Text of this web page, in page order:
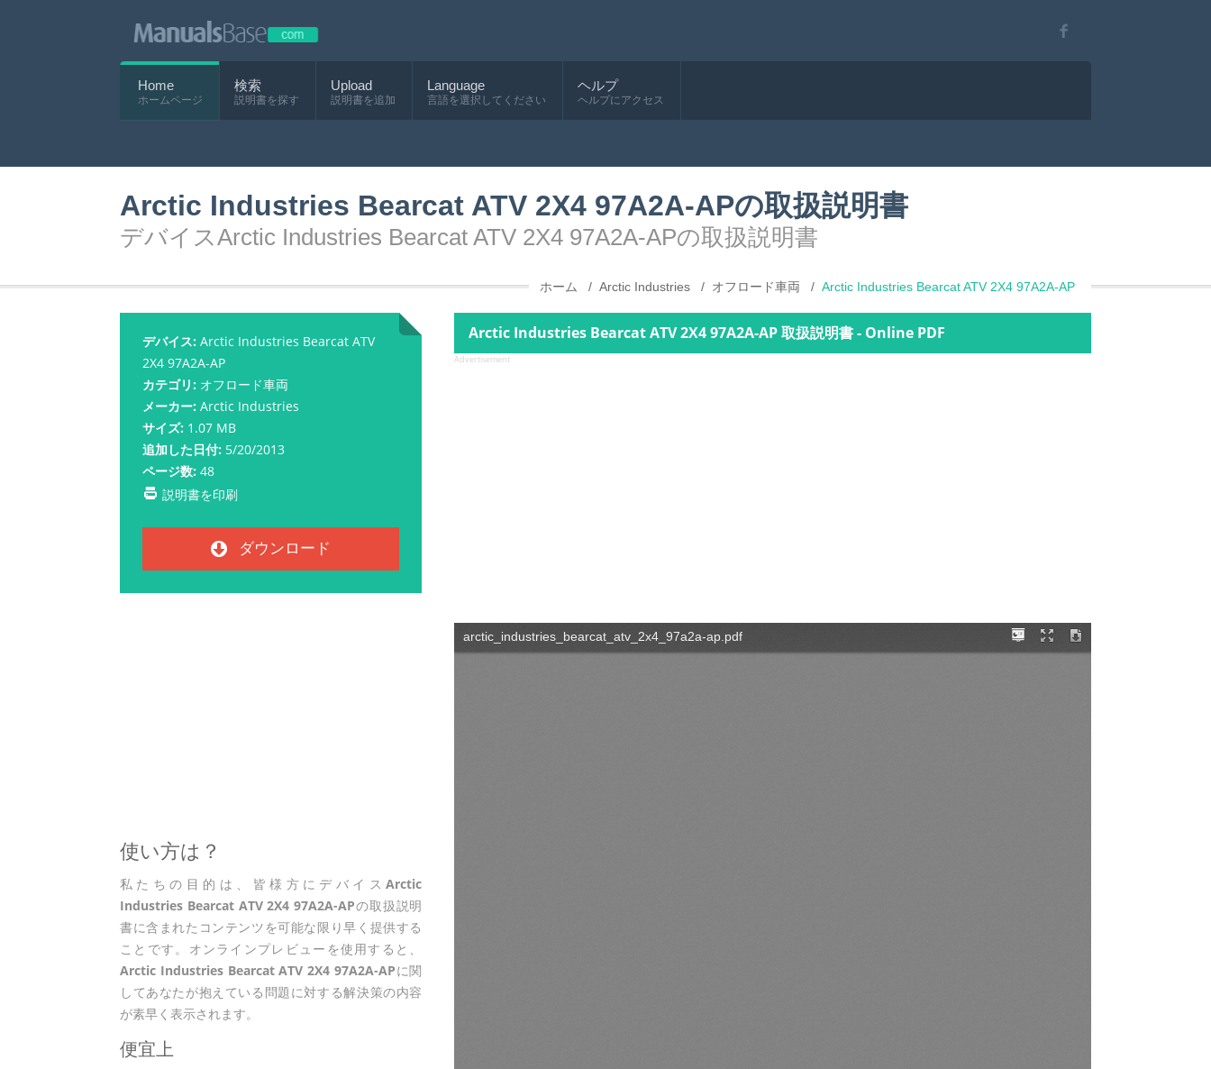
Home
ホームページ
検索
説明書を探す
Upload
説明書を追加
Language
言語を選択してください
ヘルプ
ヘルプにアクセス
Arctic Industries Bearcat ATV 2X4 97A2A-APの取扱説明書
デバイスArctic Industries Bearcat ATV 2X4 97A2A-APの取扱説明書
ホーム Arctic Industries オフロード車両 Arctic Industries Bearcat ATV 2X4 97A2A-AP
デバイス: Arctic Industries Bearcat ATV
2X4 97A2A-AP
カテゴリ: オフロード車両
メーカー: Arctic Industries
サイズ: 1.07 MB
追加した日付: 5/20/2013
ページ数: 48
説明書を印刷
ダウンロード
使い方は？
私たちの目的は、皆様方にデバイスArctic
Industries Bearcat ATV 2X4 97A2A-APの取扱説明
書に含まれたコンテンツを可能な限り早く提供する
ことです。オンラインプレビューを使用すると、
Arctic Industries Bearcat ATV 2X4 97A2A-APに関
してあなたが抱えている問題に対する解決策の内容
が素早く表示されます。
便宜上
Arctic Industries Bearcat ATV 2X4 97A2A-AP 取扱説明書 - Online PDF
Advertisement